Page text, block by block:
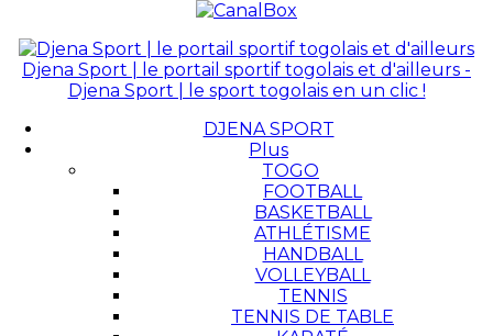
Djena Sport | le portail sportif togolais et d'ailleurs -
Djena Sport | le sport togolais en un clic !
DJENA SPORT
Plus
TOGO
FOOTBALL
BASKETBALL
ATHLÉTISME
HANDBALL
VOLLEYBALL
TENNIS
TENNIS DE TABLE